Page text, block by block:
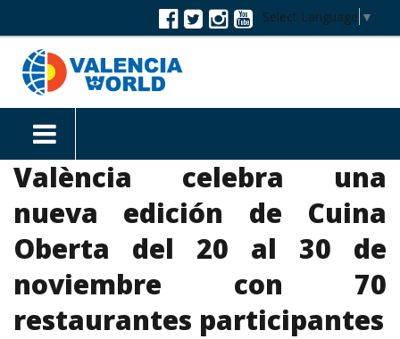
Select Language ▼
València celebra una
nueva edición de Cuina
Oberta del 20 al 30 de
noviembre con 70
restaurantes participantes